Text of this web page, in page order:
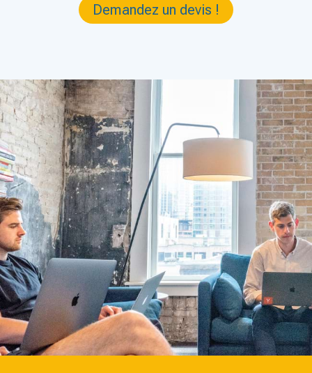
Demandez un devis !